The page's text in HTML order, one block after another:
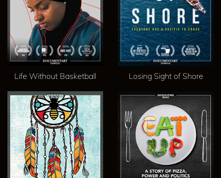
Life Without Basketball Losing Sight of Shore